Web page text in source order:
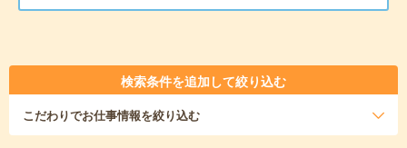
検索条件を追加して絞り込む
こだわりでお仕事情報を絞り込む